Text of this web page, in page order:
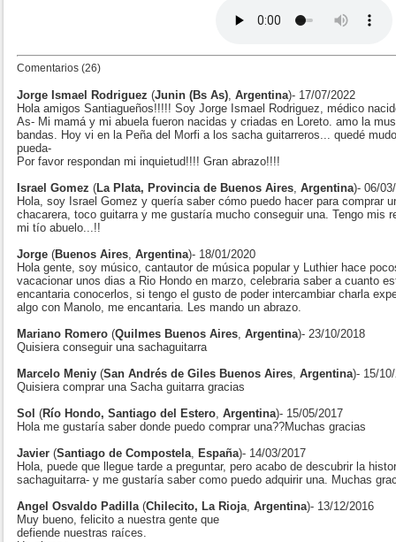
Comentarios (26)
Jorge Ismael Rodriguez (Junin (Bs As) Argentina)- 17/07/2022
Hola amigos Santiagueños!!!!! Soy Jorge Ismael Rodriguez, médico
As- Mi mamá y mi abuela fueron nacidas y criadas en Loreto. amo la
bandas. Hoy vi en la Peña del Morfi a los sacha guitarreros... quedé
pueda-
Por favor respondan mi inquietud!!!! Gran abrazo!!!!
Israel Gomez ( La Plata, Provincia de Buenos Aires Argentina)- 06/
Hola, soy Israel Gomez y quería saber cómo puedo hacer para comprar
chacarera, toco guitarra y me gustaría mucho conseguir una. Tengo mis
mi tío abuelo...!!
Jorge (Buenos Aires Argentina)- 18/01/2020
Hola gente, soy músico, cantautor de música popular y Luthier hace
vacacionar unos dias a Rio Hondo en marzo, celebraria saber a cuanto
encantaria conocerlos, si tengo el gusto de poder intercambiar charla
algo con Manolo, me encantaria. Les mando un abrazo.
Mariano Romero (Quilmes Buenos Aires Argentina)- 23/10/2018
Quisiera conseguir una sachaguitarra
Marcelo Meniy (San Andrés de Giles Buenos Aires Argentina)- 15/
Quisiera comprar una Sacha guitarra gracias
Sol (Río Hondo, Santiago del Estero Argentina)- 15/05/2017
Hola me gustaría saber donde puedo comprar una??Muchas gracias
Javier (Santiago de Compostela España)- 14/03/2017
Hola, puede que llegue tarde a preguntar, pero acabo de descubrir la
sachaguitarra- y me gustaría saber como puedo adquirir una. Muchas
Angel Osvaldo Padilla (Chilecito, La Rioja Argentina)- 13/12/2016
Muy bueno, felicito a nuestra gente que
defiende nuestras raíces.